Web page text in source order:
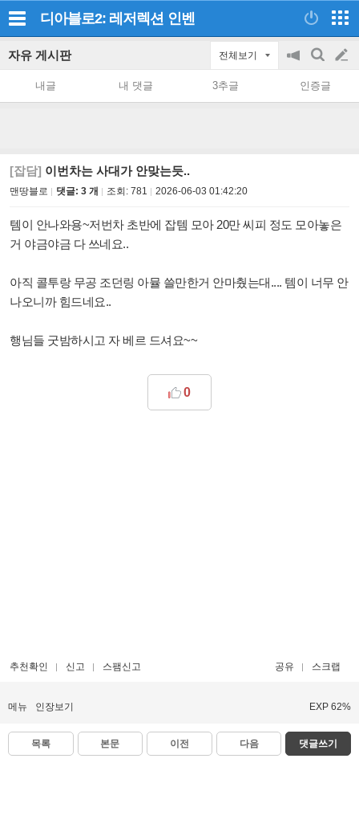
디아블로2: 레저렉션 인벤
자유 게시판 전체보기
공
on/off
검
색
글
쓰
내글 내 댓글 3추글 인증글
[잡담] 이번차는 사대가 안맞는듯..
맨땅블로 댓글: 3 개 조회: 781 2026-06-03 01:42:20
템이 안나와용~저번차 초반에 잡템 모아 20만 씨피 정도 모아놓은
거 야금야금 다 쓰네요..
아직 콜투랑 무공 조던링 아뮬 쓸만한거 안마췄는대.... 템이 너무 안
나오니까 힘드네요..
행님들 굿밤하시고 자 베르 드셔요~~
0
추천확인 신고 스팸신고 공유 스크랩
메뉴 인장보기 EXP 62%
목록 본문 이전 다음 댓글쓰기